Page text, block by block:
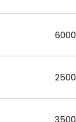
6000
2500
3500